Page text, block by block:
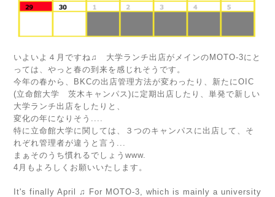
いよいよ４月ですね♫ 大学ランチ出店がメインのMOTO-3にと
っては、やっと春の到来を感じれそうです。
今年の春から、BKCの出店管理方法が変わったり、新たにOIC
(立命館大学 茨木キャンパス)に定期出店したり、単発で新しい
大学ランチ出店をしたりと、
変化の年になりそう....
特に立命館大学に関しては、３つのキャンパスに出店して、そ
れぞれ管理者が違うと言う...
まぁそのうち慣れるでしょうwww.
4月もよろしくお願いいたします。
It's finally April ♫ For MOTO-3, which is mainly a university